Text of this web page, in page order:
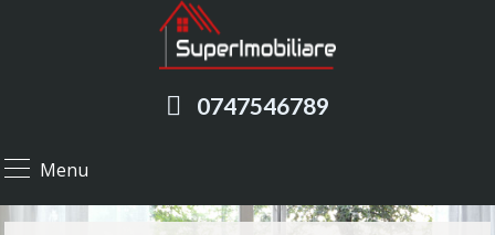
0747546789
Menu